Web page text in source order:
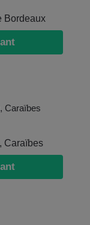
Bordeaux
Caraïbes